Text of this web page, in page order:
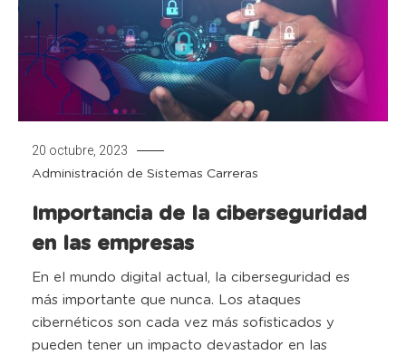
20 octubre, 2023
Administración de Sistemas Carreras
Importancia de la ciberseguridad
en las empresas
En el mundo digital actual, la ciberseguridad es
más importante que nunca. Los ataques
cibernéticos son cada vez más sofisticados y
pueden tener un impacto devastador en las